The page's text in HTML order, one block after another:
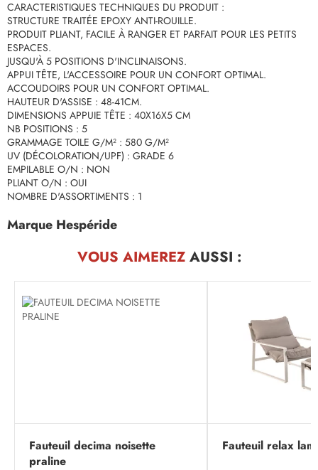
CARACTERISTIQUES TECHNIQUES DU PRODUIT :
STRUCTURE TRAITÉE EPOXY ANTI-ROUILLE.
PRODUIT PLIANT, FACILE À RANGER ET PARFAIT POUR LES PETITS
ESPACES.
JUSQU'À 5 POSITIONS D'INCLINAISONS.
APPUI TÊTE, L'ACCESSOIRE POUR UN CONFORT OPTIMAL.
ACCOUDOIRS POUR UN CONFORT OPTIMAL.
HAUTEUR D'ASSISE : 48-41CM.
DIMENSIONS APPUIE TÊTE : 40X16X5 CM
NB POSITIONS : 5
GRAMMAGE TOILE G/M² : 580 G/M²
UV (DÉCOLORATION/UPF) : GRADE 6
EMPILABLE O/N : NON
PLIANT O/N : OUI
NOMBRE D'ASSORTIMENTS : 1
Marque Hespéride
VOUS AIMEREZAUSSI :
Fauteuil decima noisette
praline
Fauteuil relax